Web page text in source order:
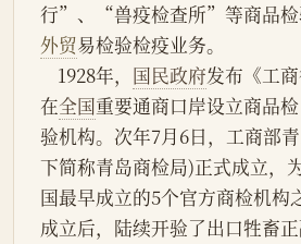
行”、“兽疫检查所”等商品检
外贸易检验检疫业务。
    1928年，
国民政府发布《工
在全国重要通商口岸设立商品检
验机构。次年7月6日，工商部
下简称青岛商检局)正式成立，
国最早成立的5个官方商检机构
成立后，陆续开验了出口牲畜